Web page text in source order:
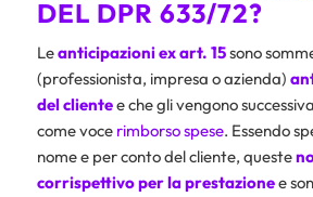
DEL DPR 633/72?
Leanticipazioni ex art. 15sono
(professionista, impresa o azienda)
del clientee che gli vengono
come voce rimborso spese. Essendo
nome e per conto del cliente, queste
corrispettivo per la prestazionee